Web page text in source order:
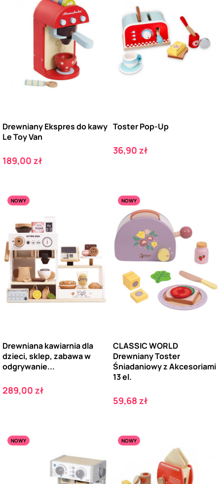
Drewniany Ekspres do kawy
Le Toy Van
Cena
189,00 zł
Toster Pop-Up
Cena
36,90 zł
NOWY
Drewniana kawiarnia dla
dzieci, sklep, zabawa w
odgrywanie...
Cena
289,00 zł
NOWY
CLASSIC WORLD
Drewniany Toster
Śniadaniowy z Akcesoriami
13 el.
Cena
59,68 zł
NOWY NOWY